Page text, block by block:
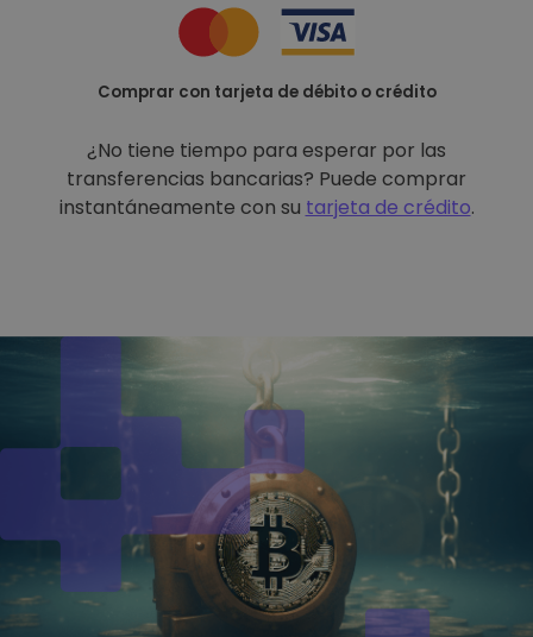
Comprar con tarjeta de débito o crédito
¿No tiene tiempo para esperar por las
transferencias bancarias? Puede comprar
instantáneamente con su tarjeta de crédito.